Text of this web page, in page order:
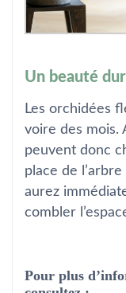
Un beauté
Les orchidées
voire des mois.
peuvent donc
place de
aurez
combler
Pour plus